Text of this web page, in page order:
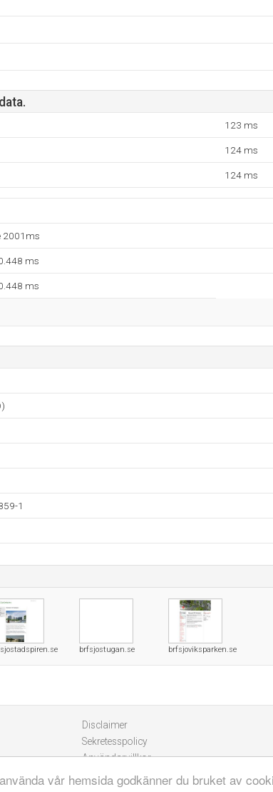
vår hemsida godkänner du bruket av
123 ms
124 ms
124 ms
2001ms
ms
ms
1
brfsjostugan.se brfsjoviksparken.se
Disclaimer
Sekretesspolicy
Användarvillkor